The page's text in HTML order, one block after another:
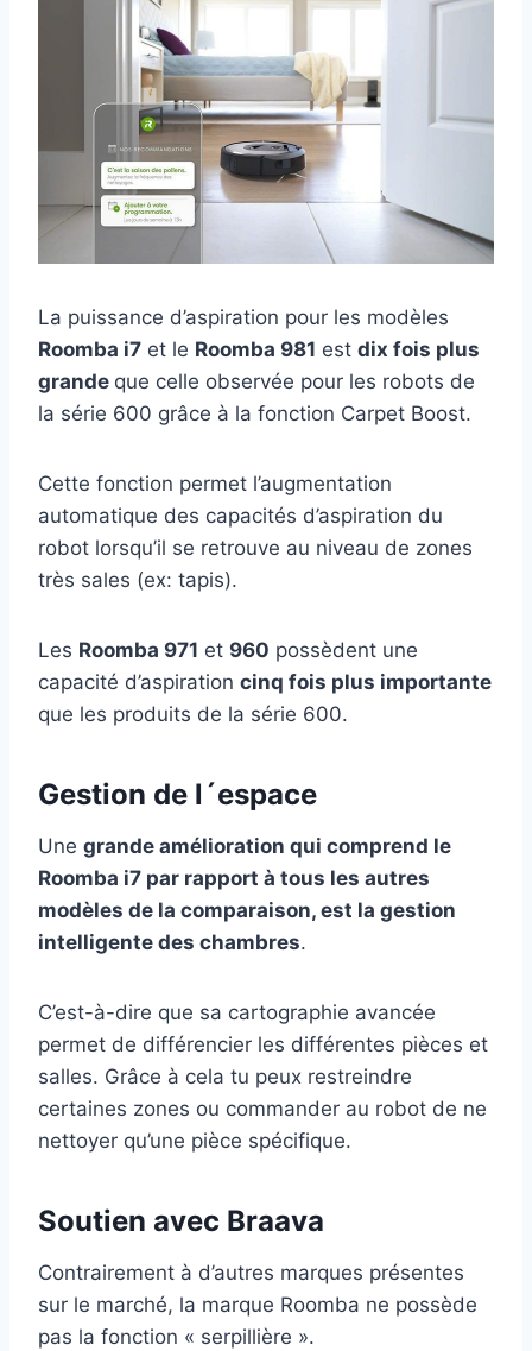
La puissance d’aspiration pour les modèles
Roomba i7 et le Roomba 981 est dix fois plus
grande que celle observée pour les robots de
la série 600 grâce à la fonction Carpet Boost.
Cette fonction permet l’augmentation
automatique des capacités d’aspiration du
robot lorsqu’il se retrouve au niveau de zones
très sales (ex: tapis).
Les Roomba 971 et 960 possèdent une
capacité d’aspiration cinq fois plus importante
que les produits de la série 600.
Gestion de l´espace
Une grande amélioration qui comprend le
Roomba i7 par rapport à tous les autres
modèles de la comparaison, est la gestion
intelligente des chambres.
C’est-à-dire que sa cartographie avancée
permet de différencier les différentes pièces et
salles. Grâce à cela tu peux restreindre
certaines zones ou commander au robot de ne
nettoyer qu’une pièce spécifique.
Soutien avec Braava
Contrairement à d’autres marques présentes
sur le marché, la marque Roomba ne possède
pas la fonction « serpillière ».